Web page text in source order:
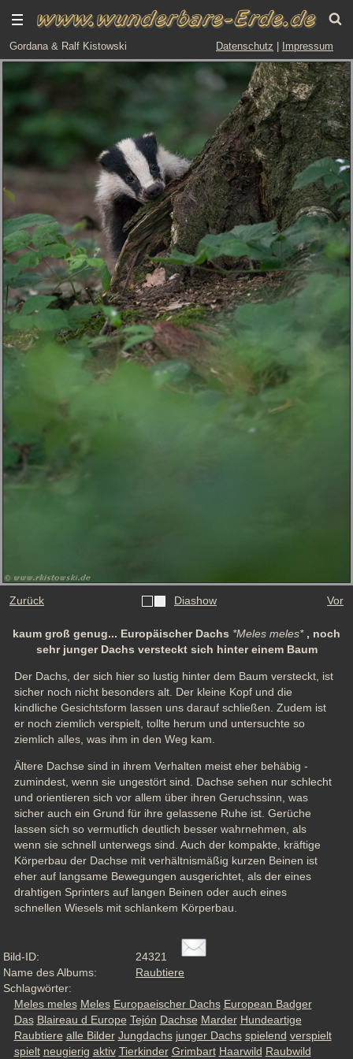
Gordana & Ralf Kistowski Datenschutz Impressum
Zurück Diashow Vor
kaum groß genug... Europäischer Dachs *Meles meles*, noch
sehr junger Dachs versteckt sich hinter einem Baum
Der Dachs, der sich hier so lustig hinter dem Baum versteckt, ist
sicher noch nicht besonders alt. Der kleine Kopf und die
kindliche Gesichtsform lassen uns darauf schließen. Zudem ist
er noch ziemlich verspielt, tollte herum und untersuchte so
ziemlich alles, was ihm in den Weg kam.
Ältere Dachse sind in ihrem Verhalten meist eher behäbig -
zumindest, wenn sie ungestört sind. Dachse sehen nur schlecht
und orientieren sich vor allem über ihren Geruchssinn, was
sicher auch ein Grund für ihre gelassene Ruhe ist. Gerüche
lassen sich so vermutlich deutlich besser wahrnehmen, als
wenn sie schnell unterwegs sind. Auch der kompakte, kräftige
Körperbau der Dachse mit verhältnismäßig kurzen Beinen ist
eher auf langsame Bewegungen ausgerichtet, als der eines
drahtigen Sprinters auf langen Beinen oder auch eines
schnellen Wiesels mit schlankem Körperbau.
Bild-ID:
24321
Name des Albums:
Raubtiere
Schlagwörter:
Meles meles Meles Europaeischer Dachs European Badger
Das Blaireau d Europe Tejón Dachse Marder Hundeartige
Raubtiere alle Bilder Jungdachs junger Dachs spielend verspielt
spielt neugierig aktiv Tierkinder Grimbart Haarwild Raubwild